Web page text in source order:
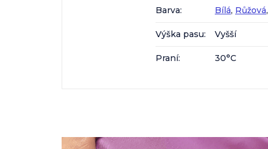
Barva: Bílá, Růžová
Výška pasu: Vyšší
Praní: 30°C